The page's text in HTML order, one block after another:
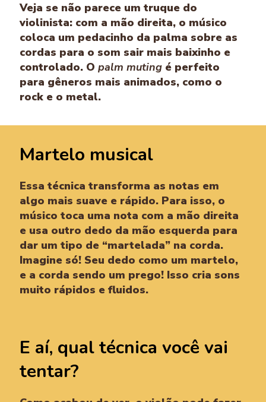
Veja se não parece um truque do
violinista: com a mão direita, o músico
coloca um pedacinho da palma sobre as
cordas para o som sair mais baixinho e
controlado. O palm muting é perfeito
para gêneros mais animados, como o
rock e o metal.
Martelo musical
Essa técnica transforma as notas em
algo mais suave e rápido. Para isso, o
músico toca uma nota com a mão direita
e usa outro dedo da mão esquerda para
dar um tipo de “martelada” na corda.
Imagine só! Seu dedo como um martelo,
e a corda sendo um prego! Isso cria sons
muito rápidos e fluidos.
E aí, qual técnica você vai
tentar?